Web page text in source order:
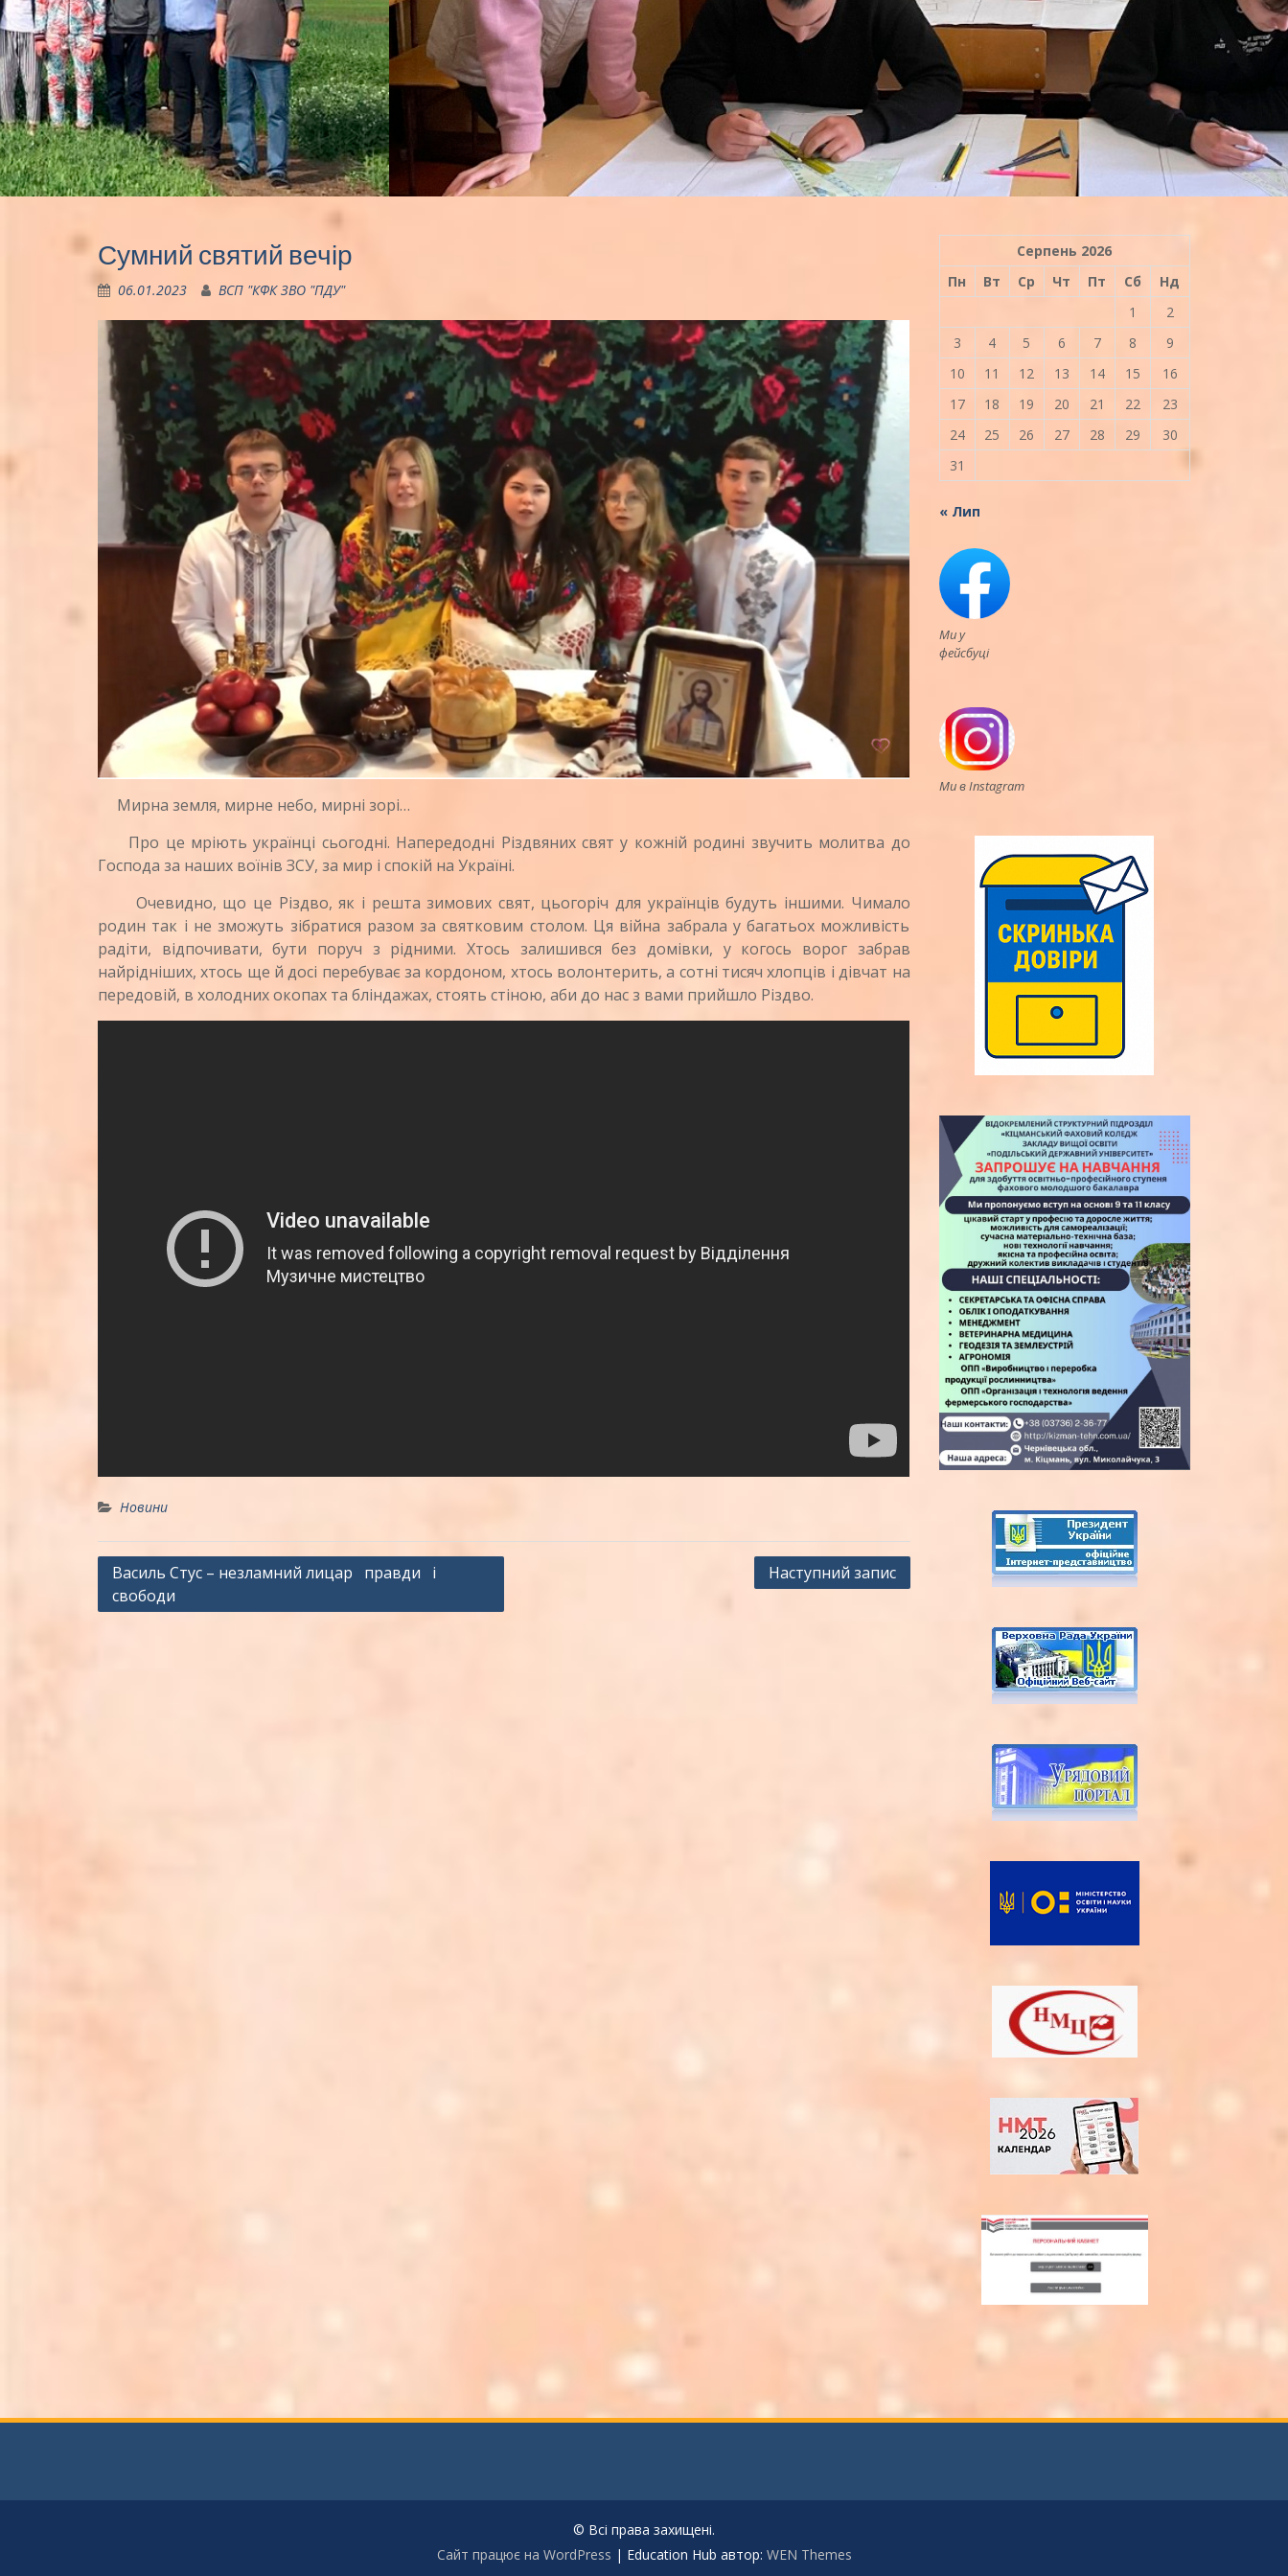
Сумний святий вечір
06.01.2023 ВСП "КФК ЗВО "ПДУ"
Мирна земля, мирне небо, мирні зорі…
Про це мріють українці сьогодні. Напередодні Різдвяних свят у кожній родині звучить молитва до
Господа за наших воїнів ЗСУ, за мир і спокій на Україні.
Очевидно, що це Різдво, як і решта зимових свят, цьогоріч для українців будуть іншими. Чимало
родин так і не зможуть зібратися разом за святковим столом. Ця війна забрала у багатьох можливість
радіти, відпочивати, бути поруч з рідними. Хтось залишився без домівки, у когось ворог забрав
найрідніших, хтось ще й досі перебуває за кордоном, хтось волонтерить, а сотні тисяч хлопців і дівчат на
передовій, в холодних окопах та бліндажах, стоять стіною, аби до нас з вами прийшло Різдво.
Новини
Навігація
записів
Василь Стус – незламний лицар правди і
свободи
Наступний запис
Серпень 2026
Пн
Вт Ср Чт Пт Сб
Нд
1
2
3
4 5 6 7 8
9
10
11 12 13 14 15
16
17
18 19 20 21 22
23
24
25 26 27 28 29
30
31
« Лип
Ми у
фейсбуці
Ми в Instagram
© Всі права захищені.
Сайт працює на WordPress | Education Hub автор: WEN Themes